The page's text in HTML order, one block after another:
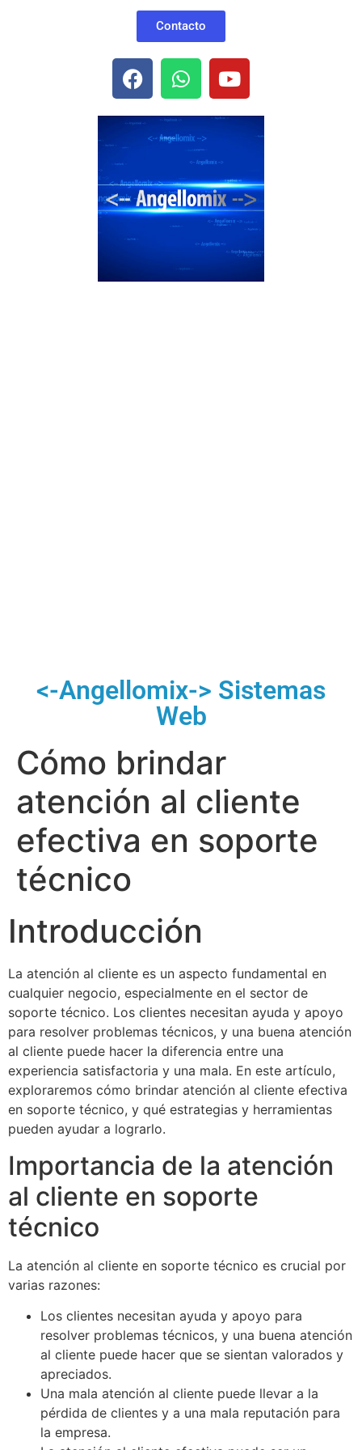
Contacto
<-Angellomix-> Sistemas
Web
Cómo brindar
atención al cliente
efectiva en soporte
técnico
Introducción
La atención al cliente es un aspecto fundamental en
cualquier negocio, especialmente en el sector de
soporte técnico. Los clientes necesitan ayuda y apoyo
para resolver problemas técnicos, y una buena atención
al cliente puede hacer la diferencia entre una
experiencia satisfactoria y una mala. En este artículo,
exploraremos cómo brindar atención al cliente efectiva
en soporte técnico, y qué estrategias y herramientas
pueden ayudar a lograrlo.
Importancia de la atención
al cliente en soporte
técnico
La atención al cliente en soporte técnico es crucial por
varias razones:
Los clientes necesitan ayuda y apoyo para
resolver problemas técnicos, y una buena atención
al cliente puede hacer que se sientan valorados y
apreciados.
Una mala atención al cliente puede llevar a la
pérdida de clientes y a una mala reputación para
la empresa.